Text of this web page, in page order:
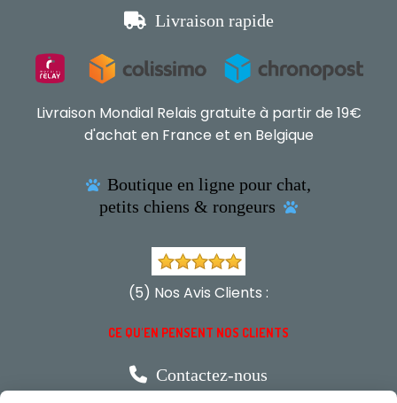
 Livraison rapide
Livraison Mondial Relais gratuite à partir de 19€
d'achat en France et en Belgique
 Boutique en ligne pour chat,
petits chiens & rongeurs

(5) Nos Avis Clients :
CE QU'EN PENSENT NOS CLIENTS
 Contactez-nous